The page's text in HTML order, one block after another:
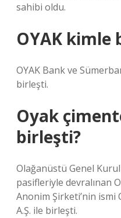
sahibi oldu.
OYAK kimle
OYAK Bank ve
birleşti.
Oyak
birleşti?
Olağanüstü Genel
pasifleriyle devralınan
Anonim Şirketi’nin ismi
A.Ş. ile birleşti.